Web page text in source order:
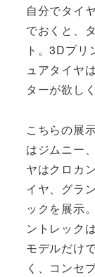
自分でタイ
でおくと、
ト。3Dプ
ュアタイヤ
ターが欲し
こちらの展
はジムニー
ヤはクロカ
イヤ、グラ
ックを展示
ントレック
モデルだけ
く、コンセ